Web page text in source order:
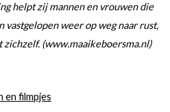
helpt zij mannen en vrouwen die
vastgelopen weer op weg naar rust,
(www.maaikeboersma.nl)
en filmpjes